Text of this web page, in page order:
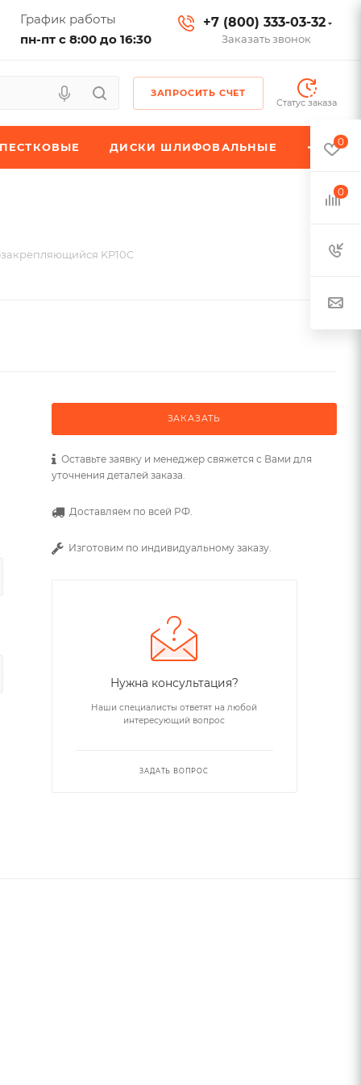
График работы
пн-пт с 8:00 до 16:30
+7 (800) 333-03-32
Заказать звонок
ЗАПРОСИТЬ СЧЕТ
Статус заказа
ДИСКИ ШЛИФОВАЛЬНЫЕ
KP10C
ЗАКАЗАТЬ
Оставьте заявку и менеджер свяжется с Вами для
уточнения деталей заказа.
Доставляем по всей РФ.
Изготовим по индивидуальному заказу.
Нужна консультация?
Наши специалисты ответят на любой
интересующий вопрос
ЗАДАТЬ ВОПРОС
0
0